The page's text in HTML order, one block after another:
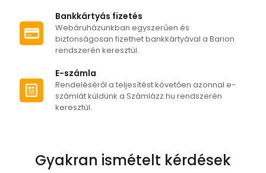
Bankkártyás fizetés
Webáruházunkban egyszerűen és
biztonságosan fizethet bankkártyával a Barion
rendszerén keresztül.
E-számla
Rendeléséről a teljesítést követően azonnal e-
számlát küldünk a Számlázz.hu rendszerén
keresztül.
Gyakran ismételt kérdések